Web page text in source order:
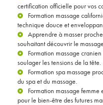
certification officielle pour vos
Formation massage
technique douce et
Apprendre à masser
souhaitant découvrir le
Formation massage
soulager les tensions de la tête.
Formation spa massage
du spa et du massage.
Formation massage
pour le bien-être des futures